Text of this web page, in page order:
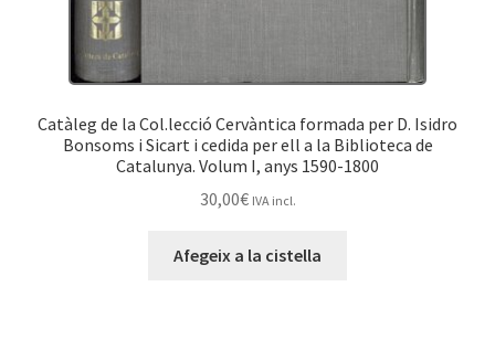
Catàleg de la Col.lecció Cervàntica formada per D. Isidro
Bonsoms i Sicart i cedida per ell a la Biblioteca de
Catalunya. Volum I, anys 1590-1800
30,00€ IVA incl.
Afegeix a la cistella